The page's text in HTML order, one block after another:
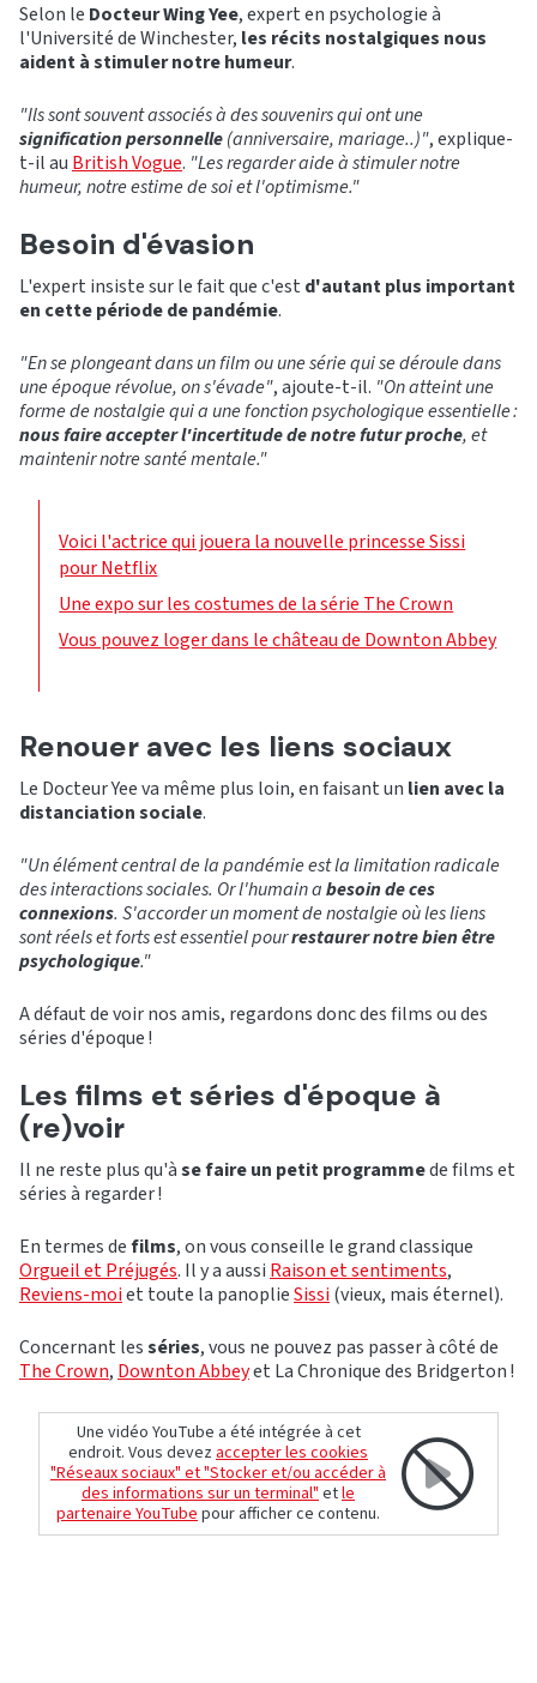
Selon le Docteur Wing Yee, expert en psychologie à
l'Université de Winchester, les récits nostalgiques nous
aident à stimuler notre humeur.
"Ils sont souvent associés à des souvenirs qui ont une
signification personnelle(anniversaire, mariage..)", explique-
t-il au British Vogue. "Les regarder aide à stimuler notre
humeur, notre estime de soi et l'optimisme."
Besoin d'évasion
L'expert insiste sur le fait que c'est d'autant plus important
en cette période de pandémie.
"En se plongeant dans un film ou une série qui se déroule dans
une époque révolue, on s'évade", ajoute-t-il. "On atteint une
forme de nostalgie qui a une fonction psychologique essentielle :
nous faire accepter l'incertitude de notre futur proche, et
maintenir notre santé mentale."
Voici l'actrice qui jouera la nouvelle princesse Sissi
pour Netflix
Une expo sur les costumes de la série The Crown
Vous pouvez loger dans le château de Downton Abbey
Renouer avec les liens sociaux
Le Docteur Yee va même plus loin, en faisant un lien avec la
distanciation sociale.
"Un élément central de la pandémie est la limitation radicale
des interactions sociales. Or l'humain abesoin de ces
connexions. S'accorder un moment de nostalgie où les liens
sont réels et forts est essentiel pourrestaurer notre bien être
psychologique."
A défaut de voir nos amis, regardons donc des films ou des
séries d'époque !
Les films et séries d'époque à
(re)voir
Il ne reste plus qu'àse faire un petit programmede films et
séries à regarder !
En termes defilms, on vous conseille le grand classique
Orgueil et Préjugés. Il y a aussi Raison et sentiments,
Reviens-moiet toute la panoplieSissi (vieux, mais éternel).
Concernant lesséries, vous ne pouvez pas passer à côté de
The Crown, Downton Abbeyet La Chronique des Bridgerton !
Une vidéo YouTube a été intégrée à cet
endroit. Vous devezaccepter les cookies
"Réseaux sociaux" et "Stocker et/ou accéder à
des informations sur un terminal"etle
partenaire YouTubepour afficher ce contenu.